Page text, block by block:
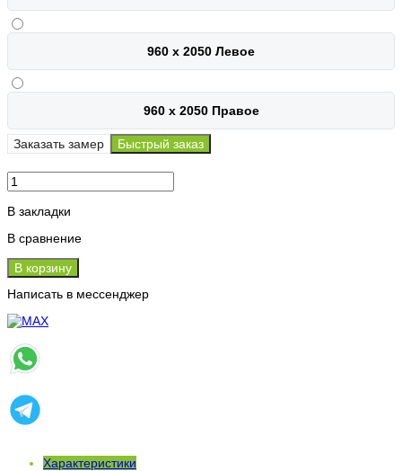
960 х 2050 Левое
960 х 2050 Правое
Заказать замер Быстрый заказ
В закладки
В сравнение
В корзину
Написать в мессенджер
Характеристики